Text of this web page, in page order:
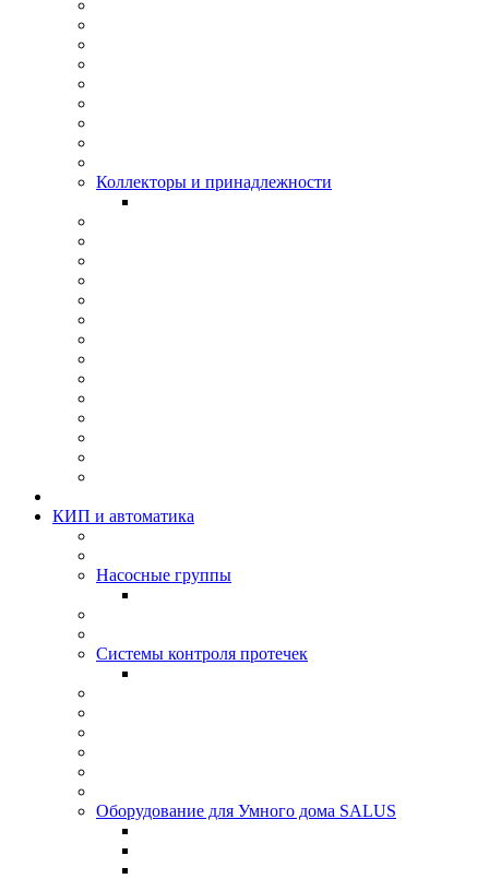
Коллекторы и принадлежности
КИП и автоматика
Насосные группы
Системы контроля протeчек
Оборудование для Умного дома SALUS